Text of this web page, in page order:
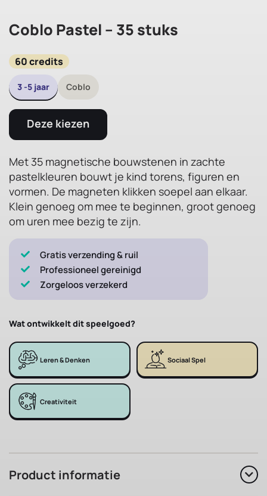
Coblo Pastel – 35 stuks
60 credits
3 -5 jaar Coblo
Deze kiezen
Met 35 magnetische bouwstenen in zachte
pastelkleuren bouwt je kind torens, figuren en
vormen. De magneten klikken soepel aan elkaar.
Klein genoeg om mee te beginnen, groot genoeg
om uren mee bezig te zijn.
Gratis verzending & ruil
Professioneel gereinigd
Zorgeloos verzekerd
Wat ontwikkelt dit speelgoed?
Leren & Denken Sociaal Spel
Creativiteit
Product informatie